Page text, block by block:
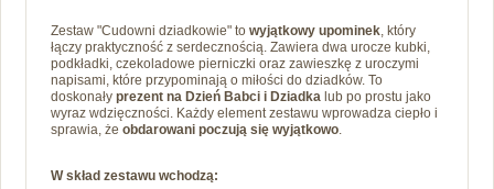
Zestaw "Cudowni dziadkowie" to wyjątkowy upominek, który
łączy praktyczność z serdecznością. Zawiera dwa urocze kubki,
podkładki, czekoladowe pierniczki oraz zawieszkę z uroczymi
napisami, które przypominają o miłości do dziadków. To
doskonały prezent na Dzień Babci i Dziadka lub po prostu jako
wyraz wdzięczności. Każdy element zestawu wprowadza ciepło i
sprawia, że obdarowani poczują się wyjątkowo.
W skład zestawu wchodzą: